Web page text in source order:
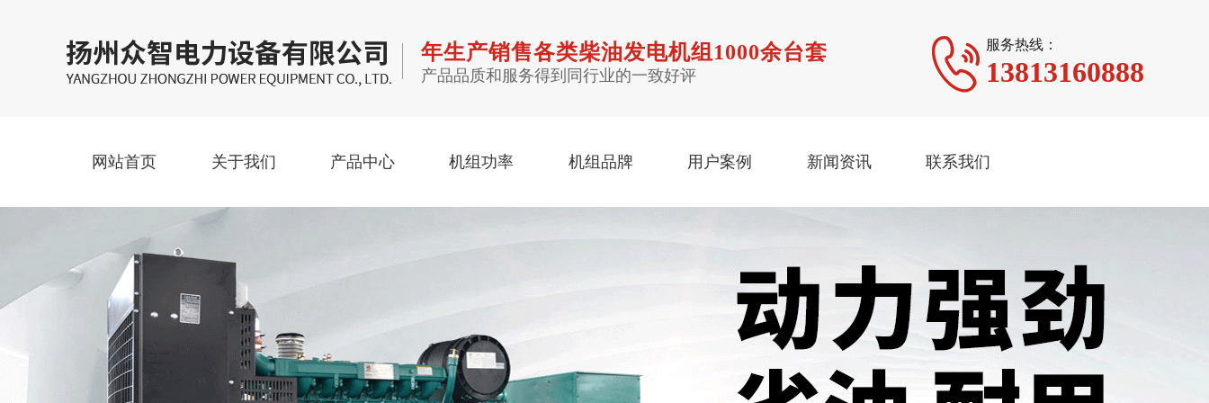
年生产销售各类柴油发电机组 1000余台套
产品品质和服务得到同行业的一致好评
服务热线：
13813160888
网站首页 关于我们 产品中心 机组功率 机组品牌 用户案例 新闻资讯 联系我们